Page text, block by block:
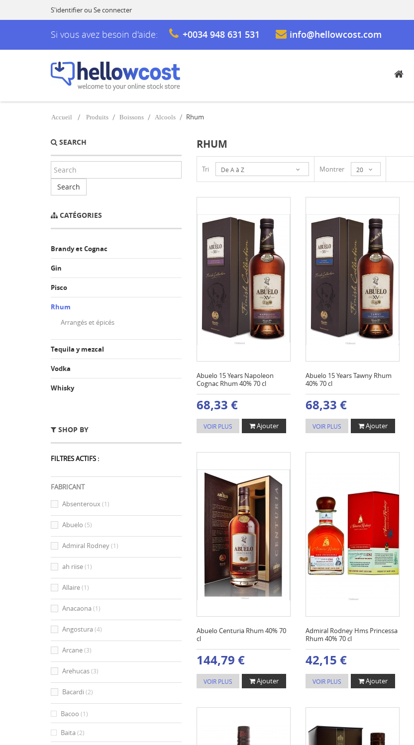
S'identifierou Se connecter
Si vous avez besoin d'aide: +0034 948 631 531 info@hellowcost.com
Accueil Produits Boissons Alcools Rhum
SEARCH
Search
CATÉGORIES
Brandy et Cognac
Gin
Pisco
Rhum
Arrangés et épicés
Tequila y mezcal
Vodka
Whisky
SHOP BY
FILTRES ACTIFS :
FABRICANT
Absenteroux(1)
Abuelo (5)
Admiral Rodney(1)
ah riise(1)
Allaire(1)
Anacaona (1)
Angostura (4)
Arcane(3)
Arehucas(3)
Bacardi (2)
Bacoo (1)
Baita (2)
RHUM
Tri De A à Z Montrer 20
Abuelo 15 Years Napoleon
Cognac Rhum 40% 70 cl
68,33 €
VOIR PLUS Ajouter
Abuelo 15 Years Tawny Rhum
40% 70 cl
68,33 €
VOIR PLUS Ajouter
Abuelo Centuria Rhum 40% 70
cl
144,79 €
VOIR PLUS Ajouter
Admiral Rodney Hms Princessa
Rhum 40% 70 cl
42,15 €
VOIR PLUS Ajouter